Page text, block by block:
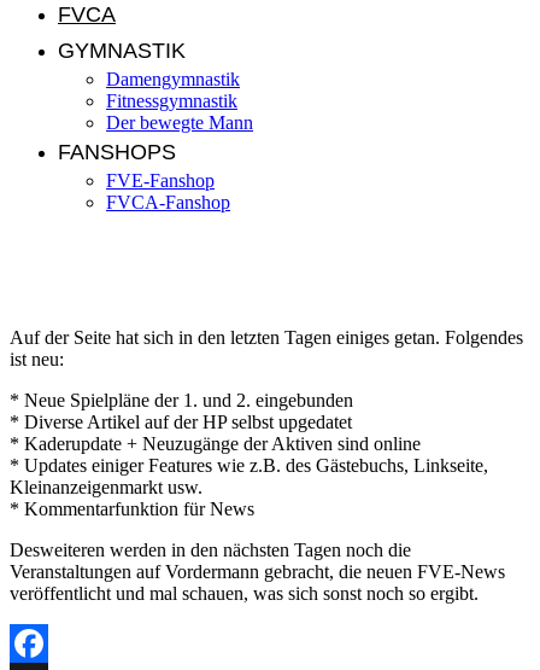
FVCA
GYMNASTIK
Damengymnastik
Fitnessgymnastik
Der bewegte Mann
FANSHOPS
FVE-Fanshop
FVCA-Fanshop
Auf der Seite hat sich in den letzten Tagen einiges getan. Folgendes
ist neu:
* Neue Spielpläne der 1. und 2. eingebunden
* Diverse Artikel auf der HP selbst upgedatet
* Kaderupdate + Neuzugänge der Aktiven sind online
* Updates einiger Features wie z.B. des Gästebuchs, Linkseite,
Kleinanzeigenmarkt usw.
* Kommentarfunktion für News
Desweiteren werden in den nächsten Tagen noch die
Veranstaltungen auf Vordermann gebracht, die neuen FVE-News
veröffentlicht und mal schauen, was sich sonst noch so ergibt.